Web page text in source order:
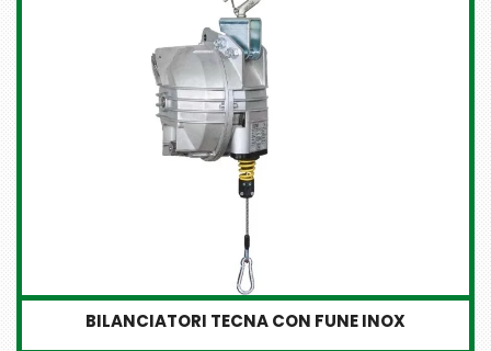
BILANCIATORI TECNA CON FUNE INOX